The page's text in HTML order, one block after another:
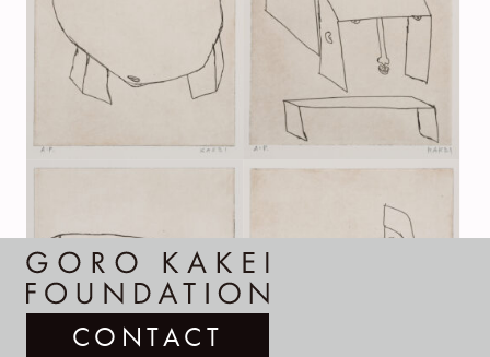
CONTACT